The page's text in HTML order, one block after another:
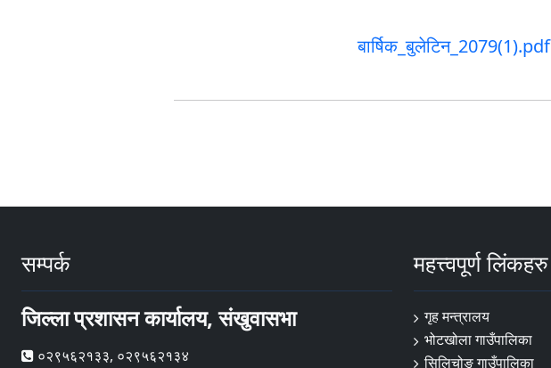
बार्षिक_बुलेटिन_2079(1).pdf
सम्पर्क
जिल्ला प्रशासन कार्यालय, संखुवासभा
०२९५६२१३३, ०२९५६२१३४
महत्त्वपूर्ण लिंकहरु
गृह मन्त्रालय
भोटखोला गाउँपालिका
सिलिचोङ गाउँपालिका